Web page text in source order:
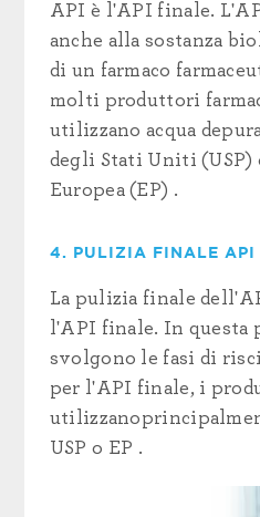
API è l'API finale.
anche alla sostanza
di un farmaco
molti produttori
utilizzano acqua
degli Stati Uniti (USP)
Europea (EP) .
4. PULIZIA FINALE API
La pulizia finale
l'API finale. In questa
svolgono le fasi di
per l'API finale, i
utilizzano
USP o EP .